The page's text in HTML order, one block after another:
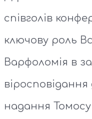
співголів
ключову роль
Варфоломія в
віросповідання
надання